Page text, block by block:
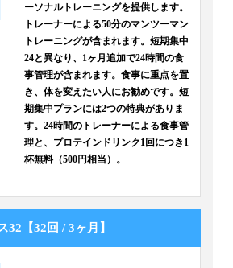
ーソナルトレーニングを提供します。
トレーナーによる50分のマンツーマン
トレーニングが含まれます。短期集中
24と異なり、1ヶ月追加で24時間の食
事管理が含まれます。食事に重点を置
き、体を変えたい人にお勧めです。短
期集中プランには2つの特典がありま
す。24時間のトレーナーによる食事管
理と、プロテインドリンク1回につき1
杯無料（500円相当）。
32【32回 / 3ヶ月】